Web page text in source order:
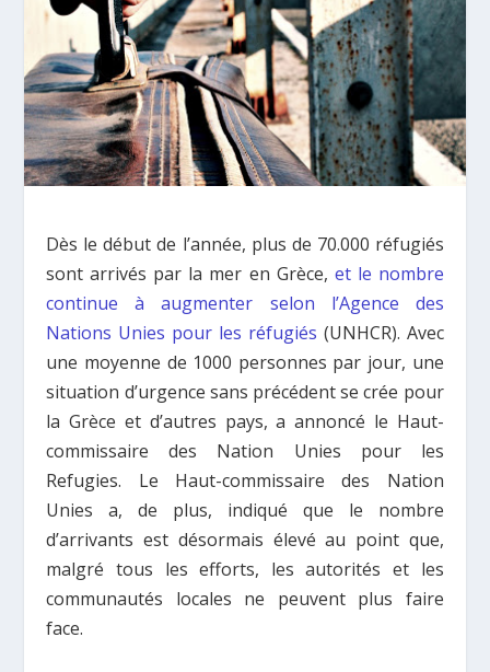
Dès le début de l’année, plus de 70.000 réfugiés
sont arrivés par la mer en Grèce, et le nombre
continue à augmenter selon l’Agence des
Nations Unies pour les réfugiés (UNHCR). Avec
une moyenne de 1000 personnes par jour, une
situation d’urgence sans précédent se crée pour
la Grèce et d’autres pays, a annoncé le Haut-
commissaire des Nation Unies pour les
Refugies. Le Haut-commissaire des Nation
Unies a, de plus, indiqué que le nombre
d’arrivants est désormais élevé au point que,
malgré tous les efforts, les autorités et les
communautés locales ne peuvent plus faire
face.